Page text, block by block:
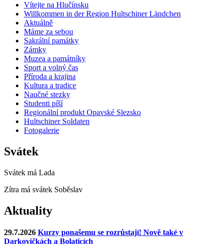
Vítejte na Hlučínsku
Willkommen in der Region Hultschiner Ländchen
Aktuálně
Máme za sebou
Sakrální památky
Zámky
Muzea a památníky
Sport a volný čas
Příroda a krajina
Kultura a tradice
Naučné stezky
Studenti píší
Regionální produkt Opavské Slezsko
Hultschiner Soldaten
Fotogalerie
Svátek
Svátek má Lada
Zítra má svátek Soběslav
Aktuality
29.7.2026 Kurzy ponašemu se rozrůstají! Nově také v
Darkovičkách a Bolaticích